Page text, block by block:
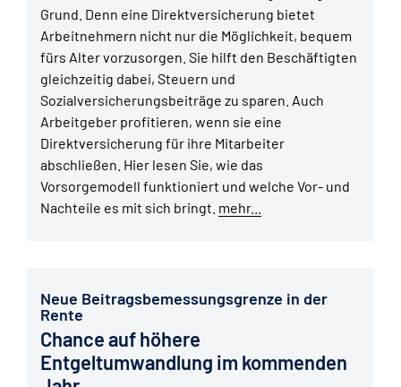
Grund. Denn eine Direktversicherung bietet
Arbeitnehmern nicht nur die Möglichkeit, bequem
fürs Alter vorzusorgen. Sie hilft den Beschäftigten
gleichzeitig dabei, Steuern und
Sozialversicherungsbeiträge zu sparen. Auch
Arbeitgeber profitieren, wenn sie eine
Direktversicherung für ihre Mitarbeiter
abschließen. Hier lesen Sie, wie das
Vorsorgemodell funktioniert und welche Vor- und
Nachteile es mit sich bringt. mehr...
Neue Beitragsbemessungsgrenze in der
Rente
Chance auf höhere
Entgeltumwandlung im kommenden